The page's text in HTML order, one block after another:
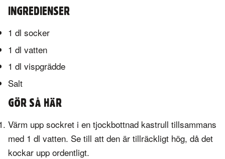
INGREDIENSER
1 dl socker
1 dl vatten
1 dl vispgrädde
Salt
GÖR SÅ HÄR
Värm upp sockret i en tjockbottnad kastrull tillsammans
med 1 dl vatten. Se till att den är tillräckligt hög, då det
kockar upp ordentligt.